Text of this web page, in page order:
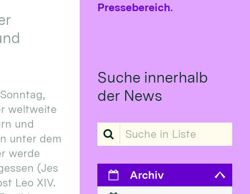
weltweite
und
unter dem
werde
(Jes
Leo XIV.
Pressebereich.
Suche innerhalb
der News
Suche in Liste
Archiv